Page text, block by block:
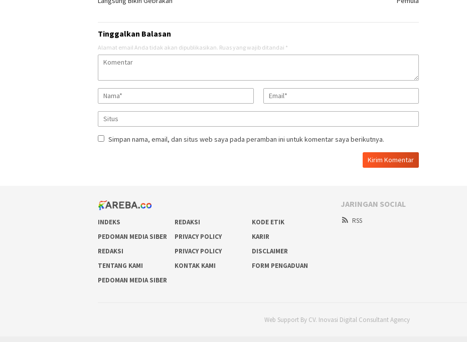
Tinggalkan Balasan
Alamat email Anda tidak akan dipublikasikan. Ruas yang wajib ditandai *
Simpan nama, email, dan situs web saya pada peramban ini untuk komentar saya berikutnya.
INDEKS REDAKSI
KODE ETIK
PEDOMAN MEDIA SIBER
PRIVACY POLICY
KARIR
REDAKSI
PRIVACY POLICY
DISCLAIMER
TENTANG KAMI
KONTAK KAMI
FORM PENGADUAN
PEDOMAN MEDIA SIBER
JARINGAN SOCIAL
RSS
Web Support By CV. Inovasi Digital Consultant Agency